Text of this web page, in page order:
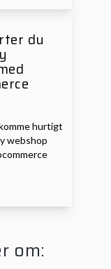
du
hurtigt
webshop
om: